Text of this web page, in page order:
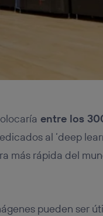
entre los
al ‘deep
más rápida del
pueden ser